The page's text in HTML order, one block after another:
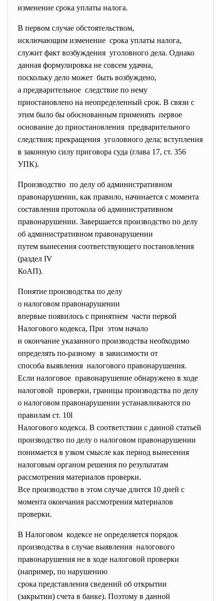
изменение срока уплаты налога.
В первом случае обстоятельством,
исключающим изменение срока уплаты налога,
служит факт возбуждения уголовного дела. Однако
данная формулировка не совсем удачна,
поскольку дело может быть возбуждено,
а предварительное следствие по нему
приостановлено на неопределенный срок. В связи с
этим было бы обоснованным применять первое
основание до приостановления предварительного
следствия; прекращения уголовного дела; вступления
в законную силу приговора суда (глава 17, ст. 356
УПК).
Производство по делу об административном
правонарушении, как правило, начинается с момента
составления протокола об административном
правонарушении. Завершается производство по делу
об административном правонарушении
путем вынесения соответствующего постановления
(раздел IV
КоАП).
Понятие производства по делу
о налоговом правонарушении
впервые появилось с принятием части первой
Налогового кодекса, При этом начало
и окончание указанного производства необходимо
определять по-разному в зависимости от
способа выявления налогового правонарушения.
Если налоговое правонарушение обнаружено в ходе
налоговой проверки, границы производства по делу
о налоговом правонарушении устанавливаются по
правилам ст. 10l
Налогового кодекса. В соответствии с данной статьей
производство по делу о налоговом правонарушении
понимается в узком смысле как период вынесения
налоговым органом решения по результатам
рассмотрения материалов проверки.
Все производство в этом случае длится 10 дней с
момента окончания рассмотрения материалов
проверки.
В Налоговом кодексе не определяется порядок
производства в случае выявления налогового
правонарушения не в ходе налоговой проверки
(например, по нарушению
срока представления сведений об открытии
(закрытии) счета в банке). Поэтому в данной